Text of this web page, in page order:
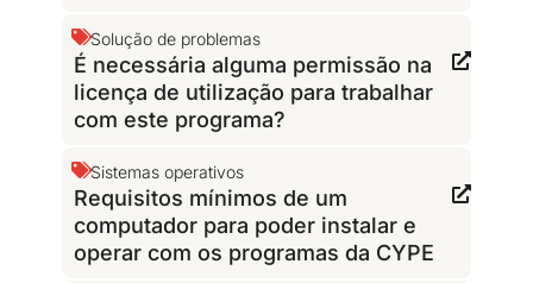
Solução de problemas
É necessária alguma permissão na
licença de utilização para trabalhar
com este programa?
Sistemas operativos
Requisitos mínimos de um
computador para poder instalar e
operar com os programas da CYPE